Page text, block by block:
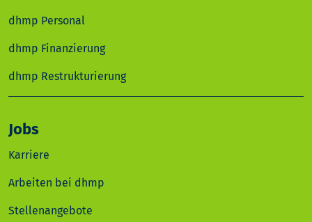
dhmp Personal
dhmp Finanzierung
dhmp Restrukturierung
Jobs
Karriere
Arbeiten bei dhmp
Stellenangebote